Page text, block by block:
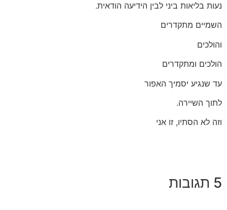
נעות בליאות ביני לבין הידיעה הודאית.
השמיים מתקדרים
והולכים
הולכים ומתקדרים
עד שנגיע יסמיך האפור
לתוך השיירה.
וזה לא הסתיו, זו אני
5 תגובות